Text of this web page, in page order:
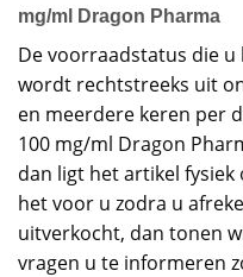
mg/ml Dragon Pharma
De voorraadstatus die u
wordt rechtstreeks uit
en meerdere keren per
100 mg/ml Dragon
dan ligt het artikel
het voor u zodra u
uitverkocht, dan tonen
vragen u te informeren